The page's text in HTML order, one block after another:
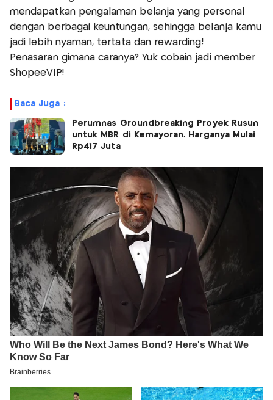
mendapatkan pengalaman belanja yang personal
dengan berbagai keuntungan, sehingga belanja kamu
jadi lebih nyaman, tertata dan rewarding!
Penasaran gimana caranya? Yuk cobain jadi member
ShopeeVIP!
Baca Juga :
Perumnas Groundbreaking Proyek Rusun
untuk MBR di Kemayoran, Harganya Mulai
Rp417 Juta